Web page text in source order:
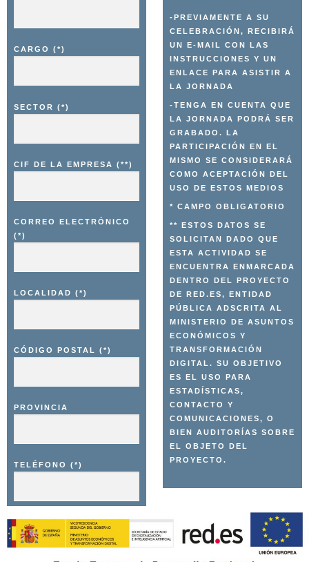
CARGO (*)
SECTOR (*)
CIF DE LA EMPRESA (**)
CORREO ELECTRÓNICO
(*)
LOCALIDAD (*)
CÓDIGO POSTAL (*)
PROVINCIA
TELÉFONO (*)
-PREVIAMENTE A SU
CELEBRACIÓN, RECIBIRÁ
UN E-MAIL CON LAS
INSTRUCCIONES Y UN
ENLACE PARA ASISTIR A
LA JORNADA
-TENGA EN CUENTA QUE
LA JORNADA PODRÁ SER
GRABADO. LA
PARTICIPACIÓN EN EL
MISMO SE CONSIDERARÁ
COMO ACEPTACIÓN DEL
USO DE ESTOS MEDIOS
* CAMPO OBLIGATORIO
** ESTOS DATOS SE
SOLICITAN DADO QUE
ESTA ACTIVIDAD SE
ENCUENTRA ENMARCADA
DENTRO DEL PROYECTO
DE RED.ES, ENTIDAD
PÚBLICA ADSCRITA AL
MINISTERIO DE ASUNTOS
ECONÓMICOS Y
TRANSFORMACIÓN
DIGITAL. SU OBJETIVO
ES EL USO PARA
ESTADÍSTICAS,
CONTACTO Y
COMUNICACIONES, O
BIEN AUDITORÍAS SOBRE
EL OBJETO DEL
PROYECTO.